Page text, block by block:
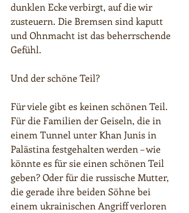
dunklen Ecke verbirgt, auf die wir
zusteuern. Die Bremsen sind kaputt
und Ohnmacht ist das beherrschende
Gefühl.
Und der schöne Teil?
Für viele gibt es keinen schönen Teil.
Für die Familien der Geiseln, die in
einem Tunnel unter Khan Junis in
Palästina festgehalten werden – wie
könnte es für sie einen schönen Teil
geben? Oder für die russische Mutter,
die gerade ihre beiden Söhne bei
einem ukrainischen Angriff verloren